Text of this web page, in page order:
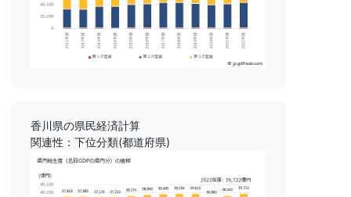
香川県の県民経済計算
関連性：下位分類(都道府県)